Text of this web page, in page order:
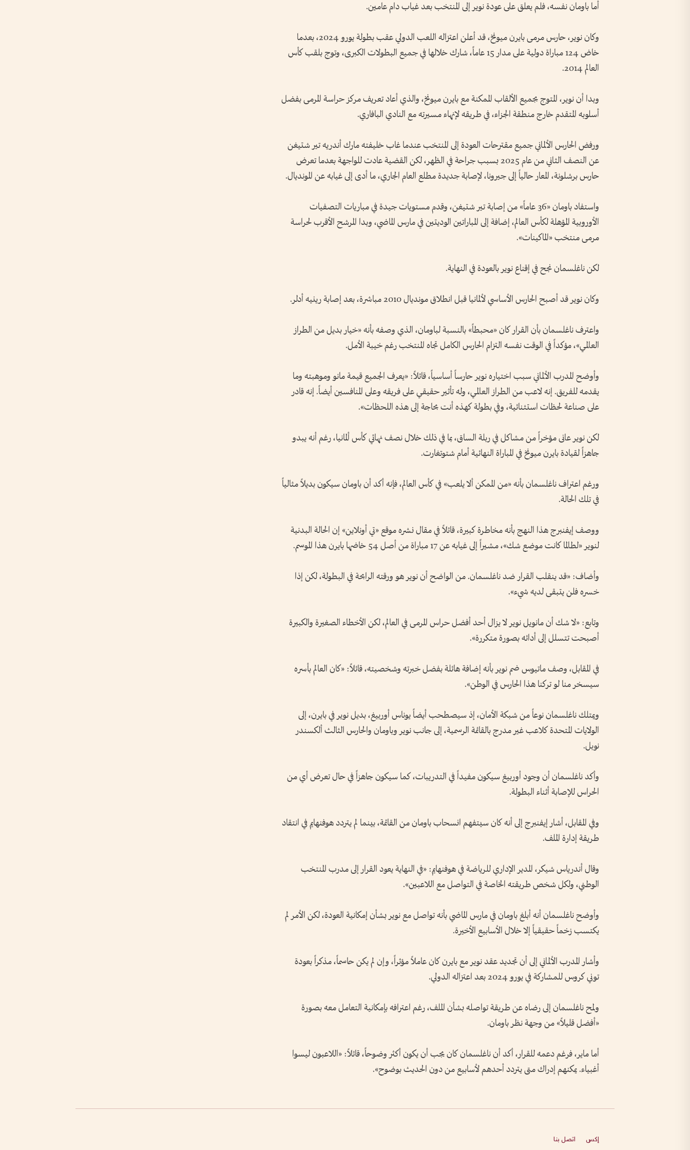
أما باومان نفسه، فلم يعلق على عودة نوير إلى المنتخب بعد غياب دام عامين.
وكان نوير، حارس مرمى بايرن ميونخ، قد أعلن اعتزاله اللعب الدولي عقب بطولة يورو 2024، بعدما
خاض 124 مباراة دولية على مدار 15 عاماً، شارك خلالها في جميع البطولات الكبرى، وتوج بلقب كأس
العالم 2014.
وبدا أن نوير، المتوج بجميع الألقاب الممكنة مع بايرن ميونخ، والذي أعاد تعريف مركز حراسة المرمى بفضل
أسلوبه المتقدم خارج منطقة الجزاء، في طريقه لإنهاء مسيرته مع النادي البافاري.
ورفض الحارس الألماني جميع مقترحات العودة إلى المنتخب عندما غاب خليفته مارك أندريه تير شتيغن
عن النصف الثاني من عام 2025 بسبب جراحة في الظهر، لكن القضية عادت للواجهة بعدما تعرض
حارس برشلونة، المعار حالياً إلى جيرونا، لإصابة جديدة مطلع العام الجاري، ما أدى إلى غيابه عن المونديال.
واستفاد باومان «36 عاماً» من إصابة تير شتيغن، وقدم مستويات جيدة في مباريات التصفيات
الأوروبية المؤهلة لكأس العالم، إضافة إلى المباراتين الوديتين في مارس الماضي، وبدا المرشح الأقرب لحراسة
مرمى منتخب «الماكينات».
لكن ناغلسمان نجح في إقناع نوير بالعودة في النهاية.
وكان نوير قد أصبح الحارس الأساسي لألمانيا قبل انطلاق مونديال 2010 مباشرة، بعد إصابة رينيه أدلر.
واعترف ناغلسمان بأن القرار كان «محبطاً» بالنسبة لباومان، الذي وصفه بأنه «خيار بديل من الطراز
العالمي»، مؤكداً في الوقت نفسه التزام الحارس الكامل تجاه المنتخب رغم خيبة الأمل.
وأوضح المدرب الألماني سبب اختياره نوير حارساً أساسياً، قائلاً: «يعرف الجميع قيمة مانو وموهبته وما
يقدمه للفريق. إنه لاعب من الطراز العالمي، وله تأثير حقيقي على فريقه وعلى المنافسين أيضاً. إنه قادر
على صناعة لحظات استثنائية، وفي بطولة كهذه أنت بحاجة إلى هذه اللحظات».
لكن نوير عانى مؤخراً من مشاكل في ربلة الساق، بما في ذلك خلال نصف نهائي كأس ألمانيا، رغم أنه يبدو
جاهزاً لقيادة بايرن ميونخ في المباراة النهائية أمام شتوتغارت.
ورغم اعتراف ناغلسمان بأنه «من الممكن ألا يلعب» في كأس العالم، فإنه أكد أن باومان سيكون بديلاً مثالياً
في تلك الحالة.
ووصف إيفنبرج هذا النهج بأنه مخاطرة كبيرة، قائلاً في مقال نشره موقع «تي أونلاين» إن الحالة البدنية
لنوير «لطالما كانت موضع شك»، مشيراً إلى غيابه عن 17 مباراة من أصل 54 خاضها بايرن هذا الموسم.
وأضاف: «قد ينقلب القرار ضد ناغلسمان. من الواضح أن نوير هو ورقته الرابحة في البطولة، لكن إذا
خسره فلن يتبقى لديه شيء».
وتابع: «لا شك أن مانويل نوير لا يزال أحد أفضل حراس المرمى في العالم، لكن الأخطاء الصغيرة والكبيرة
أصبحت تتسلل إلى أدائه بصورة متكررة».
في المقابل، وصف ماتيوس ضم نوير بأنه إضافة هائلة بفضل خبرته وشخصيته، قائلاً: «كان العالم بأسره
سيسخر منا لو تركنا هذا الحارس في الوطن».
ويمتلك ناغلسمان نوعاً من شبكة الأمان، إذ سيصطحب أيضاً يوناس أوربيغ، بديل نوير في بايرن، إلى
الولايات المتحدة كلاعب غير مدرج بالقائمة الرسمية، إلى جانب نوير وباومان والحارس الثالث ألكسندر
نوبل.
وأكد ناغلسمان أن وجود أوربيغ سيكون مفيداً في التدريبات، كما سيكون جاهزاً في حال تعرض أي من
الحراس للإصابة أثناء البطولة.
وفي المقابل، أشار إيفنبرج إلى أنه كان سيتفهم انسحاب باومان من القائمة، بينما لم يتردد هوفنهايم في انتقاد
طريقة إدارة الملف.
وقال أندرياس شيكر، المدير الإداري للرياضة في هوفنهايم: «في النهاية يعود القرار إلى مدرب المنتخب
الوطني، ولكل شخص طريقته الخاصة في التواصل مع اللاعبين».
وأوضح ناغلسمان أنه أبلغ باومان في مارس الماضي بأنه تواصل مع نوير بشأن إمكانية العودة، لكن الأمر لم
يكتسب زخماً حقيقياً إلا خلال الأسابيع الأخيرة.
وأشار المدرب الألماني إلى أن تجديد عقد نوير مع بايرن كان عاملاً مؤثراً، وإن لم يكن حاسماً، مذكراً بعودة
توني كروس للمشاركة في يورو 2024 بعد اعتزاله الدولي.
ولمح ناغلسمان إلى رضاه عن طريقة تواصله بشأن الملف، رغم اعترافه بإمكانية التعامل معه بصورة
«أفضل قليلاً» من وجهة نظر باومان.
أما ماير، فرغم دعمه للقرار، أكد أن ناغلسمان كان يجب أن يكون أكثر وضوحاً، قائلاً: «اللاعبون ليسوا
أغبياء. يمكنهم إدراك متى يتردد أحدهم لأسابيع من دون الحديث بوضوح».
إكس
اتصل بنا